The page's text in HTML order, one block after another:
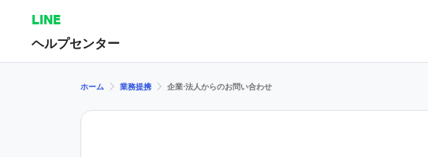
LINE
ヘルプセンター
ホーム 業務提携 企業⋅法人からのお問い合わせ